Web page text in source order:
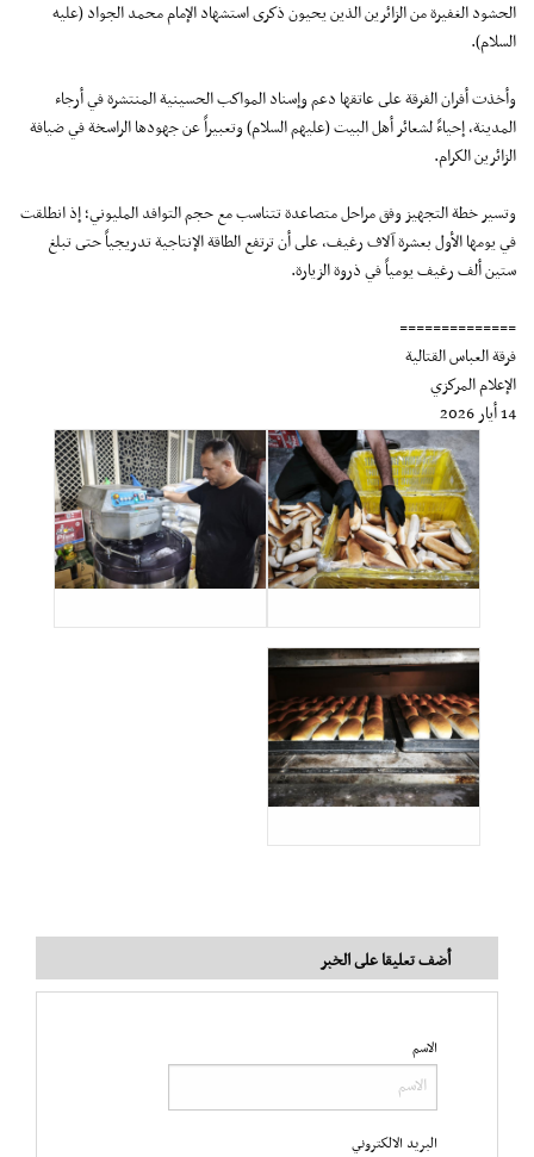
الحشود الغفيرة من الزائرين الذين يحيون ذكرى استشهاد الإمام محمد الجواد (عليه
السلام).
وأخذت أفران الفرقة على عاتقها دعم وإسناد المواكب الحسينية المنتشرة في أرجاء
المدينة، إحياءً لشعائر أهل البيت (عليهم السلام) وتعبيراً عن جهودها الراسخة في ضيافة
الزائرين الكرام.
وتسير خطة التجهيز وفق مراحل متصاعدة تتناسب مع حجم التوافد المليوني؛ إذ انطلقت
في يومها الأول بعشرة آلاف رغيف، على أن ترتفع الطاقة الإنتاجية تدريجياً حتى تبلغ
ستين ألف رغيف يومياً في ذروة الزيارة.
==============
فرقة العباس القتالية
الإعلام المركزي
14 أيار 2026
أضف تعليقا على الخبر
الاسم
البريد الالكتروني